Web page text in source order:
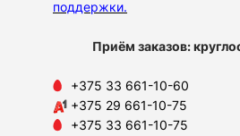
поддержки.
Приём заказов:
+375 33 661-10-60
+375 29 661-10-75
+375 33 661-10-75